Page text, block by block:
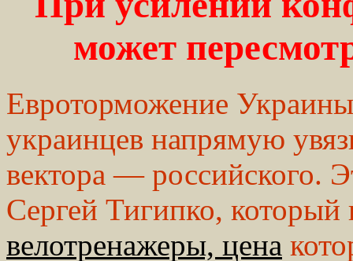
может
Евроторможение
украинцев напрямую
вектора — российского.
Сергей Тигипко, который
велотренажеры, цена